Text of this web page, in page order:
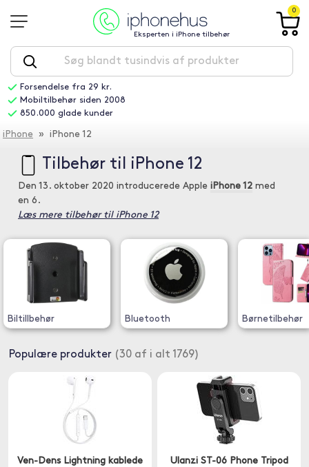
Eksperten i iPhone tilbehør
0
Forsendelse fra 29 kr.
Mobiltilbehør siden 2008
850.000 glade kunder
iPhone » iPhone 12
Tilbehør til iPhone 12
Den 13. oktober 2020 introducerede Apple iPhone 12 med
en 6.
Læs mere tilbehør til iPhone 12
Biltillbehør Bluetooth Børnetilbehør
Populære produkter (30 af i alt 1769)
Ven-Dens Lightning kablede
Ulanzi ST-06 Phone Tripod